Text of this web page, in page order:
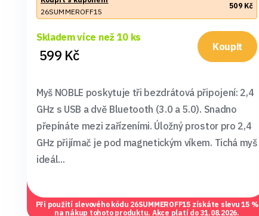
26SUMMEROFF15
509 Kč
Skladem více než 10 ks
599 Kč Koupit
Myš NOBLE poskytuje tři bezdrátová připojení: 2,4
GHz s USB a dvě Bluetooth (3.0 a 5.0). Snadno
přepínáte mezi zařízeními. Úložný prostor pro 2,4
GHz přijímač je pod magnetickým víkem. Tichá myš
ideál...
Při použití slevového kódu 26SUMMEROFF15 získáte slevu 15 %
na nákup tohoto produktu. Akce platí do 31.08.2026.